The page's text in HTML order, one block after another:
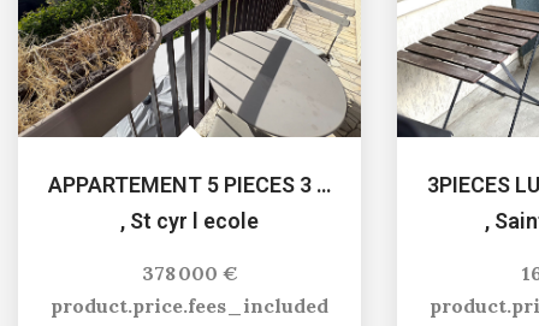
APPARTEMENT 5 PIECES 3 CHAMBRES
, St cyr l ecole
378 000 €
product.price.fees_included
,